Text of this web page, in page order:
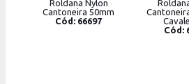
Roldana Nylon
Cantoneira 50mm
Cód: 66697
Cód: